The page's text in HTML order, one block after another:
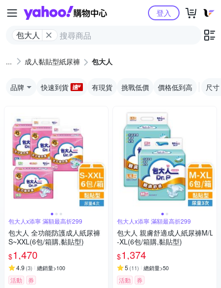
Yahoo購物中心
包大人
登入
成人黏貼型紙尿褲 包大人
品牌 快速到貨 有現貨 挑戰低價 價格低到高 尺寸
包大人x添寧 滿額最高折299
包大人 全功能防護成人紙尿褲
S~XXL(6包/箱購,黏貼型)
$1,470
4.9 (3) 總銷量>100
活動 券
包大人x添寧 滿額最高折299
包大人 親膚舒適成人紙尿褲M/L
-XL(6包/箱購,黏貼型)
$1,374
5 (11) 總銷量>50
活動 券